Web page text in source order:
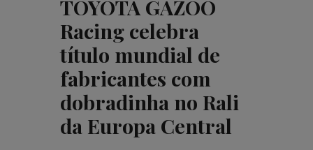
TOYOTA GAZOO
Racing celebra
título mundial de
fabricantes com
dobradinha no Rali
da Europa Central